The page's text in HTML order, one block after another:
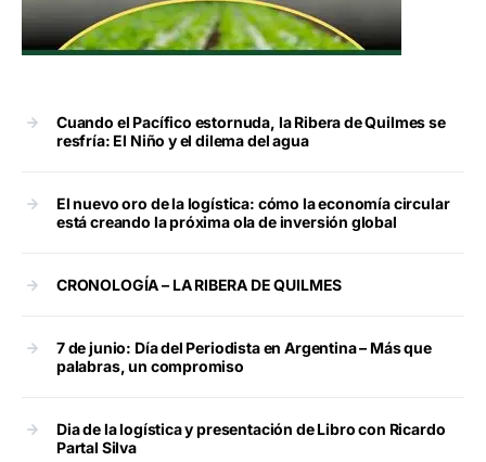
Cuando el Pacífico estornuda, la Ribera de Quilmes se
resfría: El Niño y el dilema del agua
El nuevo oro de la logística: cómo la economía circular
está creando la próxima ola de inversión global
CRONOLOGÍA – LA RIBERA DE QUILMES
7 de junio: Día del Periodista en Argentina – Más que
palabras, un compromiso
Dia de la logística y presentación de Libro con Ricardo
Partal Silva